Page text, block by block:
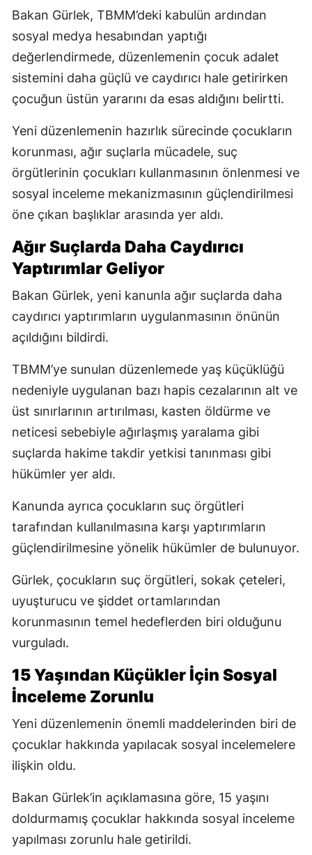
Bakan Gürlek, TBMM’deki kabulün ardından
sosyal medya hesabından yaptığı
değerlendirmede, düzenlemenin çocuk adalet
sistemini daha güçlü ve caydırıcı hale getirirken
çocuğun üstün yararını da esas aldığını belirtti.
Yeni düzenlemenin hazırlık sürecinde çocukların
korunması, ağır suçlarla mücadele, suç
örgütlerinin çocukları kullanmasının önlenmesi ve
sosyal inceleme mekanizmasının güçlendirilmesi
öne çıkan başlıklar arasında yer aldı.
Ağır Suçlarda Daha Caydırıcı
Yaptırımlar Geliyor
Bakan Gürlek, yeni kanunla ağır suçlarda daha
caydırıcı yaptırımların uygulanmasının önünün
açıldığını bildirdi.
TBMM’ye sunulan düzenlemede yaş küçüklüğü
nedeniyle uygulanan bazı hapis cezalarının alt ve
üst sınırlarının artırılması, kasten öldürme ve
neticesi sebebiyle ağırlaşmış yaralama gibi
suçlarda hakime takdir yetkisi tanınması gibi
hükümler yer aldı.
Kanunda ayrıca çocukların suç örgütleri
tarafından kullanılmasına karşı yaptırımların
güçlendirilmesine yönelik hükümler de bulunuyor.
Gürlek, çocukların suç örgütleri, sokak çeteleri,
uyuşturucu ve şiddet ortamlarından
korunmasının temel hedeflerden biri olduğunu
vurguladı.
15 Yaşından Küçükler İçin Sosyal
İnceleme Zorunlu
Yeni düzenlemenin önemli maddelerinden biri de
çocuklar hakkında yapılacak sosyal incelemelere
ilişkin oldu.
Bakan Gürlek’in açıklamasına göre, 15 yaşını
doldurmamış çocuklar hakkında sosyal inceleme
yapılması zorunlu hale getirildi.